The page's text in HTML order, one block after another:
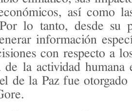
así como
Por lo tanto, desde su
información
con respecto a
de la actividad
de la Paz fue otorgado